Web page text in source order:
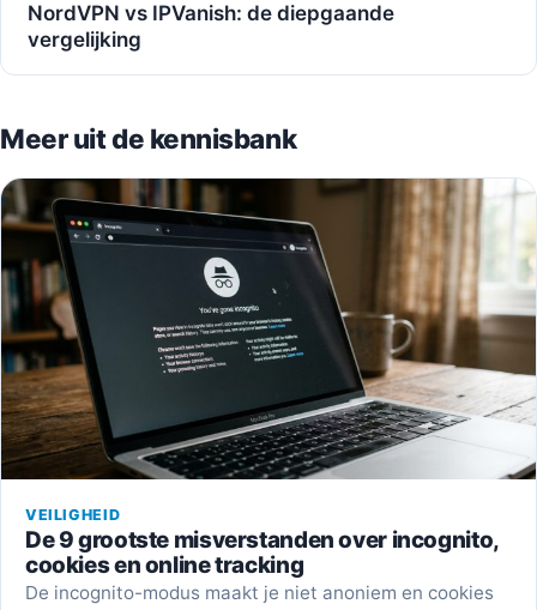
NordVPN vs IPVanish: de diepgaande
vergelijking
Meer uit de kennisbank
VEILIGHEID
De 9 grootste misverstanden over incognito,
cookies en online tracking
De incognito-modus maakt je niet anoniem en cookies